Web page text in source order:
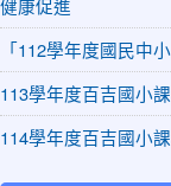
健康促進
「112學年度國民中
113學年度百吉國小
114學年度百吉國小